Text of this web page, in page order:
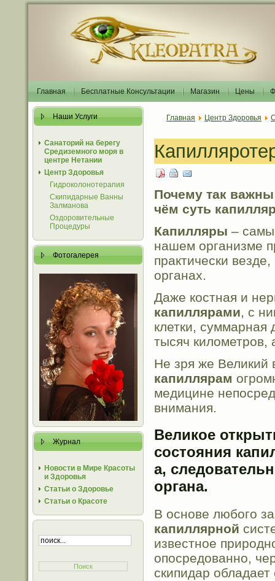
Главная Бесплатные Консультации Магазин Цены
Наши Услуги
Санаторий на берегу
Средиземного моря в
центре Нетании
Центр Здоровья
Гидроколонотерапия
Скипидарные Ванны
Залманова
Оздоровительные
Процедуры
Фотогалерея
Журнал
Новости в Мире Красоты
и Здоровья
Статьи о Здоровье
Статьи о Красоте
Главная Центр Здоровья
Почему так
чём суть
Капилляры –
нашем организме
практически
органах.
Даже костная и
капиллярами , с
клетки, суммарная
тысяч
Не зря же Великий
капиллярам
медицине
внимания.
Великое
состояния
а,
органа.
В основе любого
капиллярной
известное
опосредованно,
скипидар